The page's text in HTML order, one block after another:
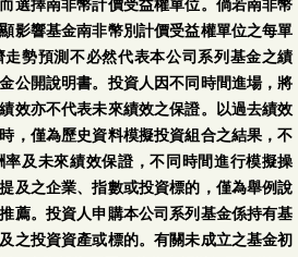
選擇南非幣計價受益權單位。倘若南非幣
影響基金南非幣別計價受益權單位之每單
勢預測不必然代表本公司系列基金之績
公開說明書。投資人因不同時間進場，將
效亦不代表未來績效之保證。以過去績效
，僅為歷史資料模擬投資組合之結果，不
及未來績效保證，不同時間進行模擬操
及之企業、指數或投資標的，僅為舉例說
薦。投資人申購本公司系列基金係持有基
之投資資產或標的。有關未成立之基金初